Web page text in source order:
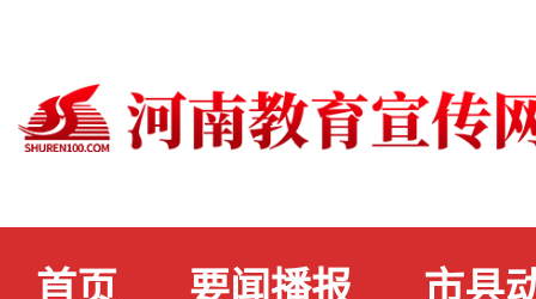
首页 要闻播报 市县